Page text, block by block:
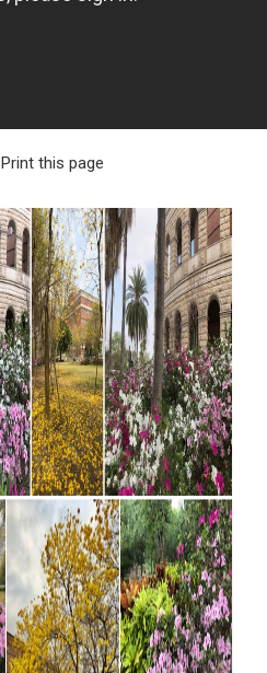
Print this page